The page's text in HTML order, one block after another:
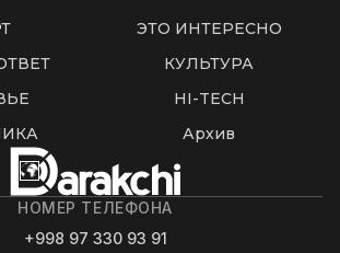
ЭТО ИНТЕРЕСНО
КУЛЬТУРА
HI-TECH
Архив
НОМЕР ТЕЛЕФОНА
+998 97 330 93 91